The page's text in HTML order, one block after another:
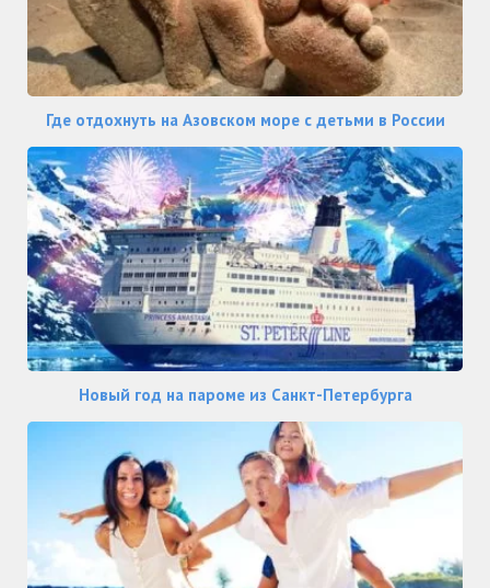
Где отдохнуть на Азовском море с детьми в России
Новый год на пароме из Санкт-Петербурга